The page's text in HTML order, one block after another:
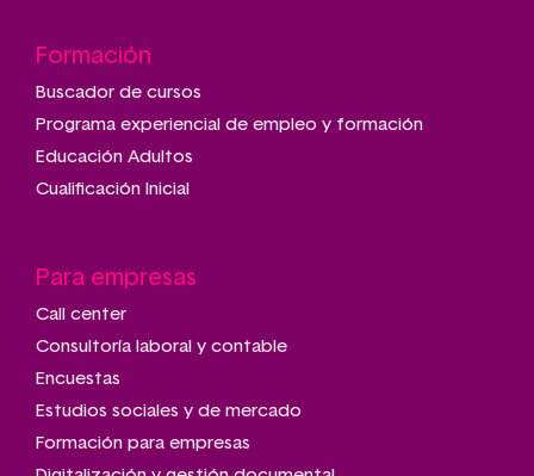
Formación
Buscador de cursos
Programa experiencial de empleo y formación
Educación Adultos
Cualificación Inicial
Para empresas
Call center
Consultoría laboral y contable
Encuestas
Estudios sociales y de mercado
Formación para empresas